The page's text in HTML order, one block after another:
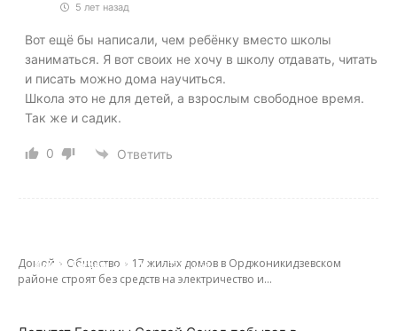
5 лет назад
Вот ещё бы написали, чем ребёнку вместо школы
заниматься. Я вот своих не хочу в школу отдавать, читать
и писать можно дома научиться.
Школа это не для детей, а взрослым свободное время.
Так же и садик.
0 Ответить